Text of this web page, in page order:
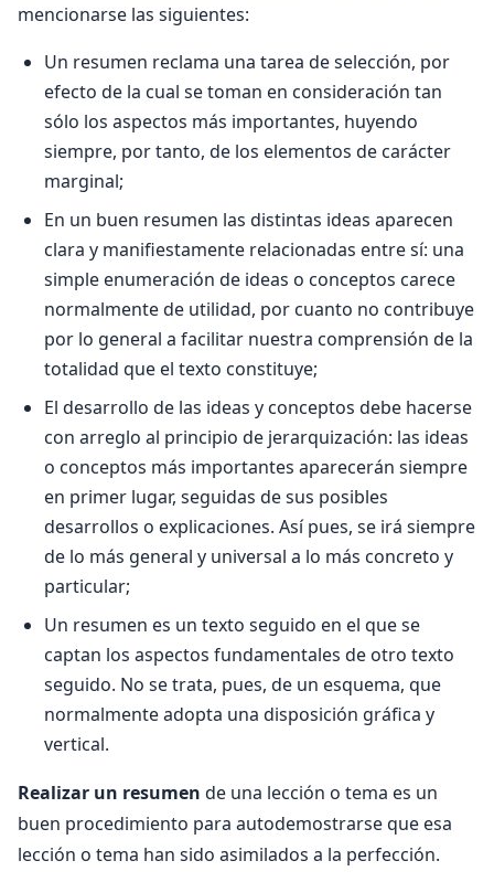
mencionarse las siguientes:
Un resumen reclama una tarea de selección, por
efecto de la cual se toman en consideración tan
sólo los aspectos más importantes, huyendo
siempre, por tanto, de los elementos de carácter
marginal;
En un buen resumen las distintas ideas aparecen
clara y manifiestamente relacionadas entre sí: una
simple enumeración de ideas o conceptos carece
normalmente de utilidad, por cuanto no contribuye
por lo general a facilitar nuestra comprensión de la
totalidad que el texto constituye;
El desarrollo de las ideas y conceptos debe hacerse
con arreglo al principio de jerarquización: las ideas
o conceptos más importantes aparecerán siempre
en primer lugar, seguidas de sus posibles
desarrollos o explicaciones. Así pues, se irá siempre
de lo más general y universal a lo más concreto y
particular;
Un resumen es un texto seguido en el que se
captan los aspectos fundamentales de otro texto
seguido. No se trata, pues, de un esquema, que
normalmente adopta una disposición gráfica y
vertical.
Realizar un resumen de una lección o tema es un
buen procedimiento para autodemostrarse que esa
lección o tema han sido asimilados a la perfección.